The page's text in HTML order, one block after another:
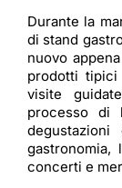
Durante la
di stand
nuovo
prodotti tipici
visite
processo di
gastronomia,
concerti e